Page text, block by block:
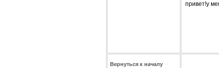
привет!у
Вернуться к началу